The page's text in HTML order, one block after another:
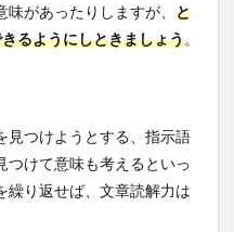
があったりしますが、 と
るようにしときましょう。
見つけようとする、指示語
つけて意味も考えるといっ
繰り返せば、文章読解力は